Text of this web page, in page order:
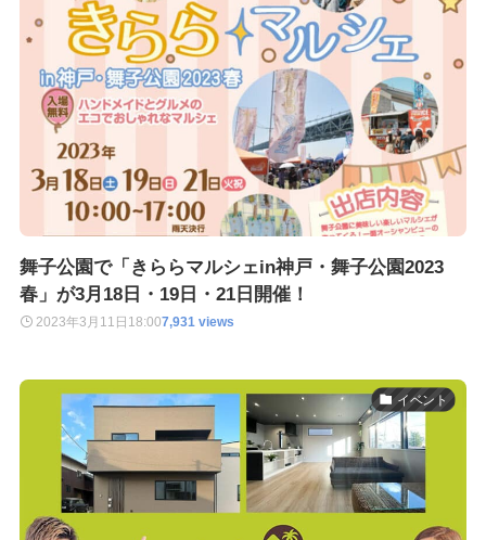
舞子公園で「きららマルシェin神戸・舞子公園2023
春」が3月18日・19日・21日開催！
2023年3月11日 18:007,931 views
イベント